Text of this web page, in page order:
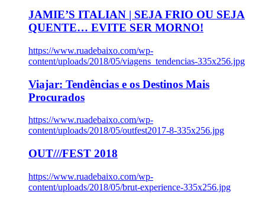
JAMIE’S ITALIAN | SEJA FRIO OU SEJA
QUENTE… EVITE SER MORNO!
https://www.ruadebaixo.com/wp-
content/uploads/2018/05/viagens_tendencias-335x256.jpg
Viajar: Tendências e os Destinos Mais
Procurados
https://www.ruadebaixo.com/wp-
content/uploads/2018/05/outfest2017-8-335x256.jpg
OUT///FEST 2018
https://www.ruadebaixo.com/wp-
content/uploads/2018/05/brut-experience-335x256.jpg